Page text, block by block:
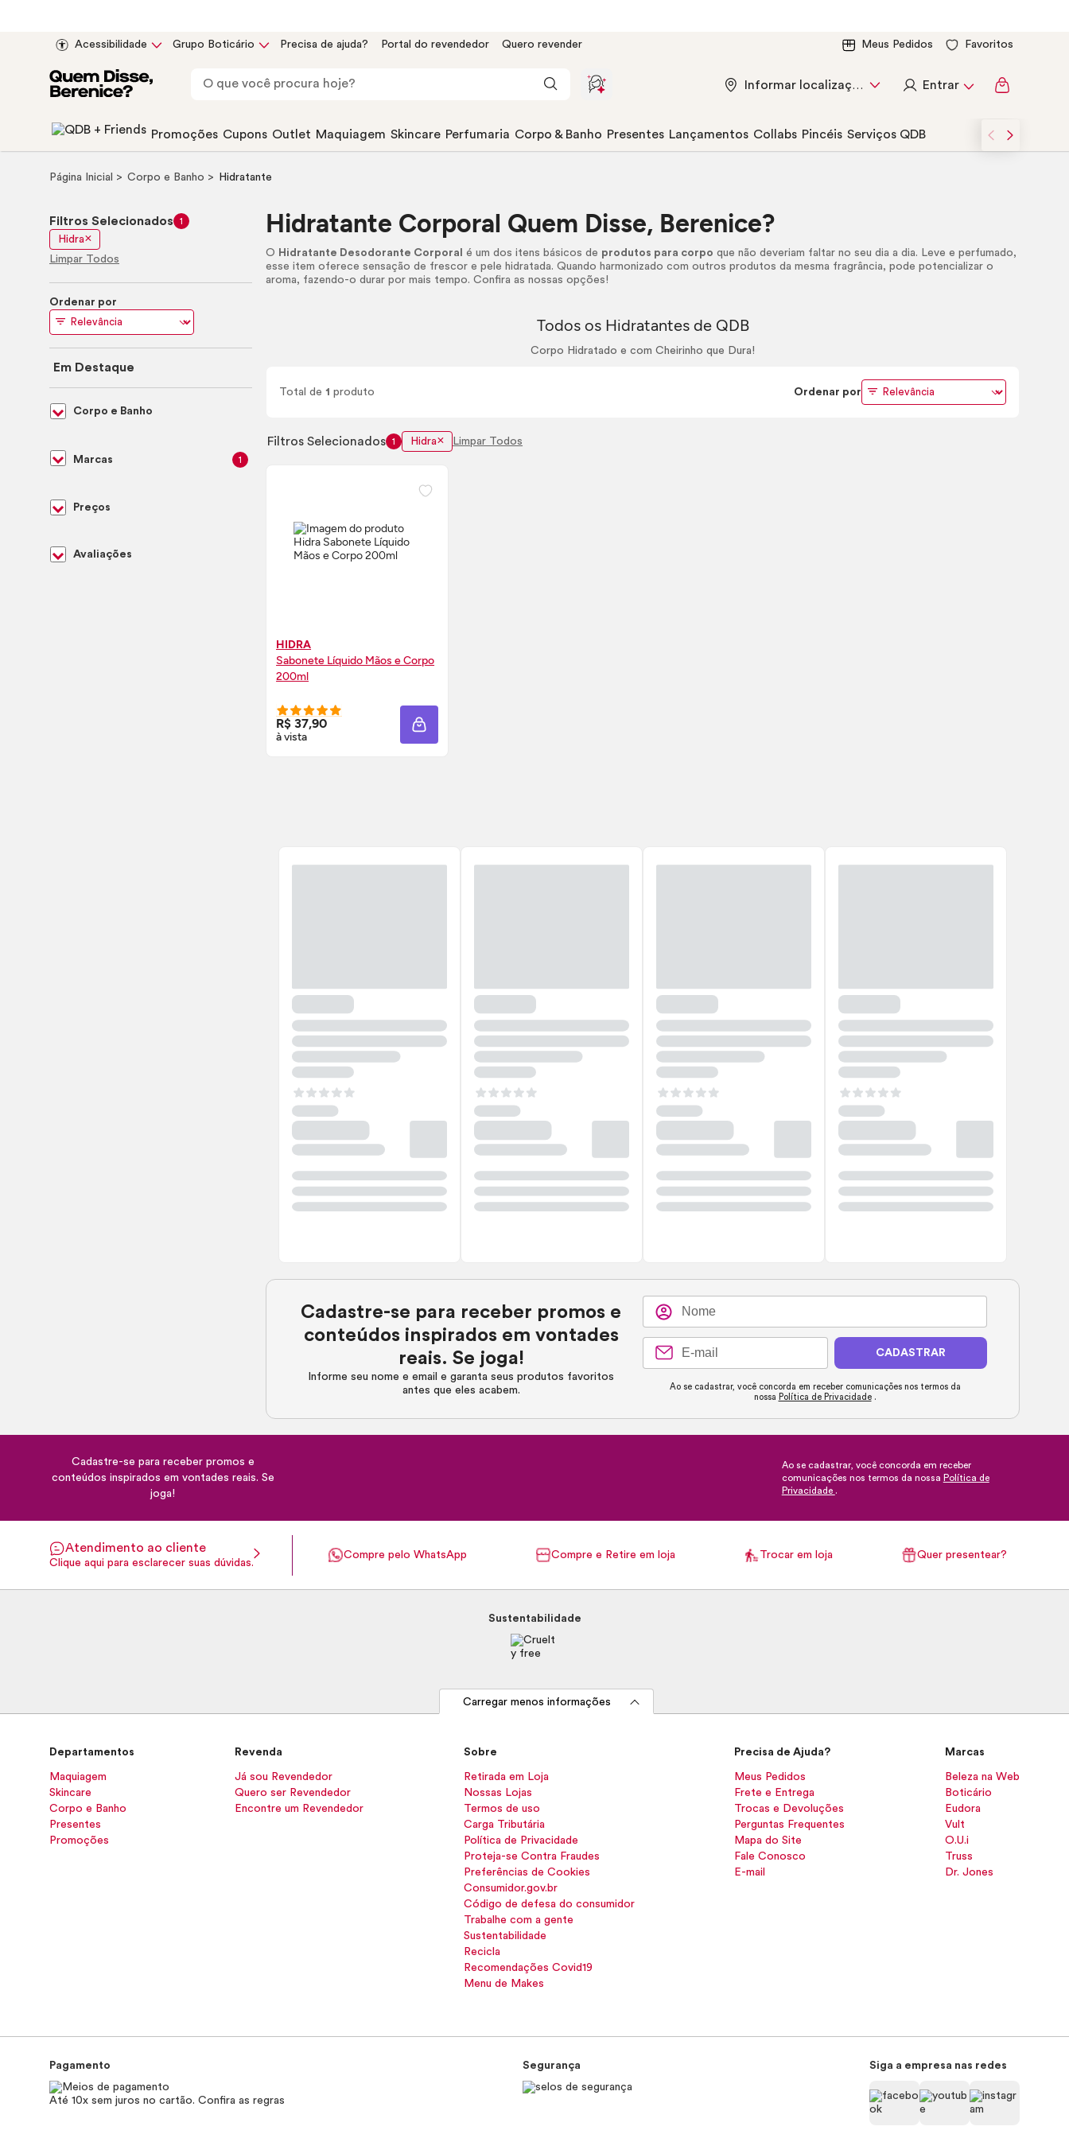
Acessibilidade Grupo Boticário Precisa de ajuda? Portal do revendedor Quero revender Meus Pedidos Favoritos
Informar localização Entrar
Promoções Cupons Outlet Maquiagem Skincare Perfumaria Corpo & Banho Presentes Lançamentos Collabs Pincéis Serviços QDB
Página Inicial Corpo e Banho Hidratante
Hidratante Corporal Quem Disse, Berenice?
O Hidratante Desodorante Corporal é um dos itens básicos de produtos para corpo que não deveriam faltar no seu dia a dia. Leve e perfumado,
esse item oferece sensação de frescor e pele hidratada. Quando harmonizado com outros produtos da mesma fragrância, pode potencializar o
aroma, fazendo-o durar por mais tempo. Confira as nossas opções!
Todos os Hidratantes de QDB
Corpo Hidratado e com Cheirinho que Dura!
Total de1 produto Ordenar por
Filtros Selecionados 1 Hidra Limpar Todos
HIDRA
Sabonete Líquido Mãos e Corpo
200ml
R$ 37,90
à vista
COMPRE AGORA ❯
ADICIONAR À SACOLA
Cadastre-se para receber promos e
conteúdos inspirados em vontades
reais. Se joga!
Informe seu nome e email e garanta seus produtos favoritos
antes que eles acabem.
CADASTRAR
Ao se cadastrar, você concorda em receber comunicações nos termos da
nossa Política de Privacidade.
Filtros Selecionados 1
Hidra
Limpar Todos
Ordenar por
Em Destaque
Corpo e Banho
Marcas 1
Preços
Avaliações
Cadastre-se para receber promos e
conteúdos inspirados em vontades reais. Se
joga!
Ao se cadastrar, você concorda em receber
comunicações nos termos da nossa Política de
Privacidade .
Atendimento ao cliente
Clique aqui para esclarecer suas dúvidas.
Compre pelo WhatsApp Compre e Retire em loja Trocar em loja Quer presentear?
Sustentabilidade
Carregar menos informações
Departamentos
Maquiagem
Skincare
Corpo e Banho
Presentes
Promoções
Revenda
Já sou Revendedor
Quero ser Revendedor
Encontre um Revendedor
Sobre
Retirada em Loja
Nossas Lojas
Termos de uso
Carga Tributária
Política de Privacidade
Proteja-se Contra Fraudes
Preferências de Cookies
Consumidor.gov.br
Código de defesa do consumidor
Trabalhe com a gente
Sustentabilidade
Recicla
Recomendações Covid19
Menu de Makes
Precisa de Ajuda?
Meus Pedidos
Frete e Entrega
Trocas e Devoluções
Perguntas Frequentes
Mapa do Site
Fale Conosco
E-mail
Marcas
Beleza na Web
Boticário
Eudora
Vult
O.U.i
Truss
Dr. Jones
Pagamento
Até 10x sem juros no cartão. Confira as regras
Segurança Siga a empresa nas redes